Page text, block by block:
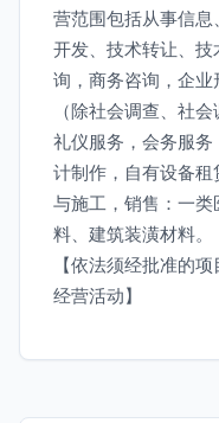
营范围包括从事信
开发、技术转让、
询，商务咨询，企
（除社会调查、社
礼仪服务，会务服
计制作，自有设备
与施工，销售：一
料、建筑装潢材料。
【依法须经批准的
经营活动】